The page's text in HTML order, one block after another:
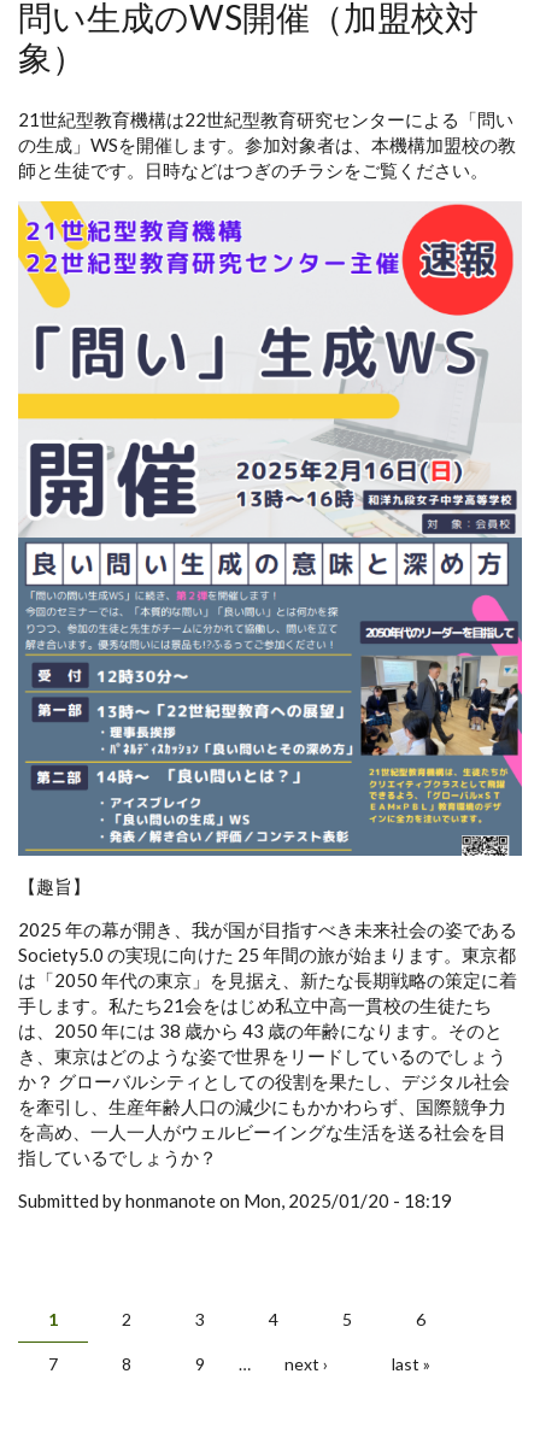
問い生成のWS開催（加盟校対
象）
21世紀型教育機構は22世紀型教育研究センターによる「問い
の生成」WSを開催します。参加対象者は、本機構加盟校の教
師と生徒です。日時などはつぎのチラシをご覧ください。
【趣旨】
2025 年の幕が開き、我が国が目指すべき未来社会の姿である
Society5.0 の実現に向けた 25 年間の旅が始まります。東京都
は「2050 年代の東京」を見据え、新たな長期戦略の策定に着
手します。私たち21会をはじめ私立中高一貫校の生徒たち
は、2050 年には 38 歳から 43 歳の年齢になります。そのと
き、東京はどのような姿で世界をリードしているのでしょう
か？ グローバルシティとしての役割を果たし、デジタル社会
を牽引し、生産年齢人口の減少にもかかわらず、国際競争力
を高め、一人一人がウェルビーイングな生活を送る社会を目
指しているでしょうか？
Submitted by honmanote on Mon, 2025/01/20 - 18:19
Pages
1 2 3 4 5 6
7 8 9 … next › last »